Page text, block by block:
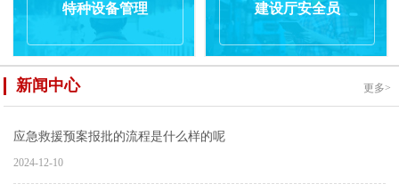
特种设备管理 建设厅安全员
新闻中心 更多>
应急救援预案报批的流程是什么样的呢
2024-12-10